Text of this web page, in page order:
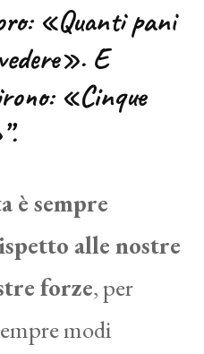
«Quanti pani
E
«Cinque
è sempre
alle nostre
forze, per
modi